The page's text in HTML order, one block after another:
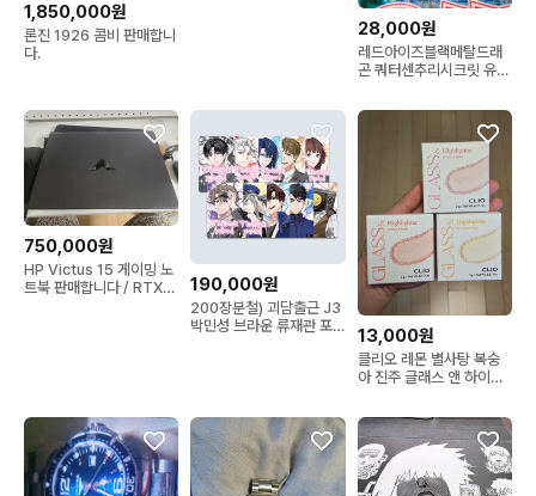
1,850,000원
론진 1926 콤비 판매합니
다.
28,000원
레드아이즈블랙메탈드래
곤 쿼터센추리시크릿 유희
750,000원
HP Victus 15 게이밍 노
트북 판매합니다 / RTX
190,000원
200장분철) 괴담출근 J3
박민성 브라운 류재관 포
13,000원
클리오 레몬 별사탕 복숭
아 진주 글래스 앤 하이라